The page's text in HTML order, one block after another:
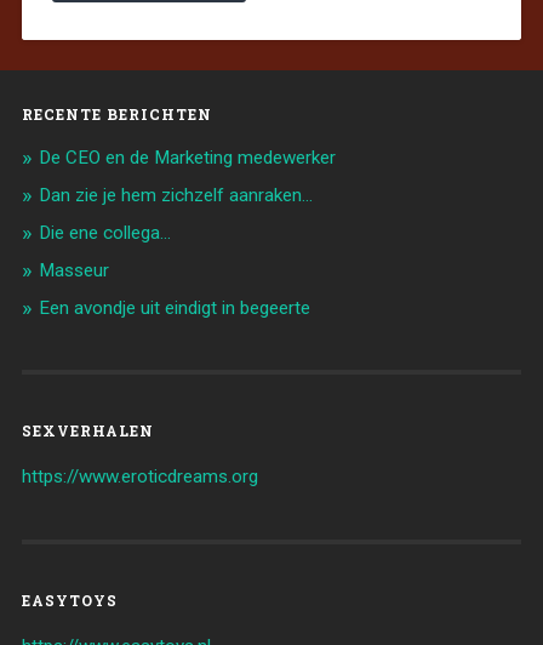
RECENTE BERICHTEN
De CEO en de Marketing medewerker
Dan zie je hem zichzelf aanraken…
Die ene collega…
Masseur
Een avondje uit eindigt in begeerte
SEXVERHALEN
https://www.eroticdreams.org
EASYTOYS